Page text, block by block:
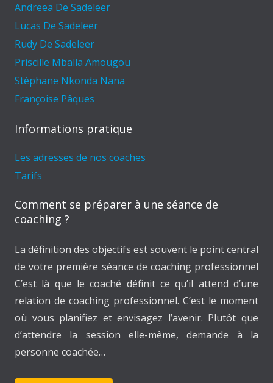
Andreea De Sadeleer
Lucas De Sadeleer
Rudy De Sadeleer
Priscille Mballa Amougou
Stéphane Nkonda Nana
Françoise Pâques
Informations pratique
Les adresses de nos coaches
Tarifs
Comment se préparer à une séance de
coaching ?
La définition des objectifs est souvent le point central
de votre première séance de coaching professionnel
C’est là que le coaché définit ce qu’il attend d’une
relation de coaching professionnel. C’est le moment
où vous planifiez et envisagez l’avenir. Plutôt que
d’attendre la session elle-même, demande à la
personne coachée…